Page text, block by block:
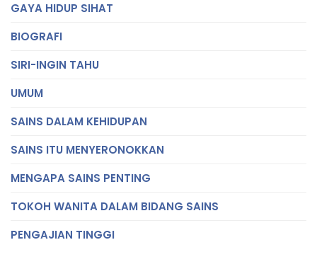
GAYA HIDUP SIHAT
BIOGRAFI
SIRI-INGIN TAHU
UMUM
SAINS DALAM KEHIDUPAN
SAINS ITU MENYERONOKKAN
MENGAPA SAINS PENTING
TOKOH WANITA DALAM BIDANG SAINS
PENGAJIAN TINGGI